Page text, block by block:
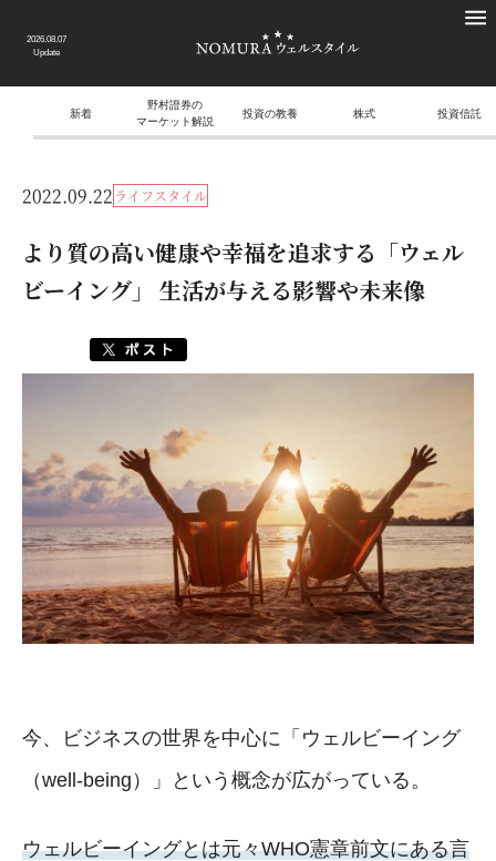
2026.08.07
Update
新着
野村證券の
マーケット解説
投資の教養 株式 投資信託
2022.09.22 ライフスタイル
より質の高い健康や幸福を追求する「ウェル
ビーイング」 生活が与える影響や未来像
今、ビジネスの世界を中心に「ウェルビーイング
（well‐being）」という概念が広がっている。
ウェルビーイングとは元々WHO憲章前文にある言